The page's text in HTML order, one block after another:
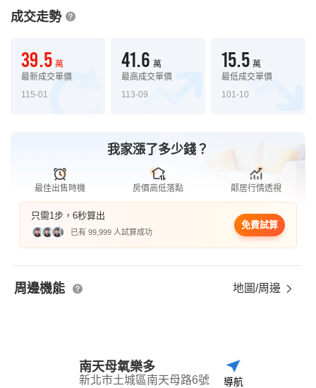
成交走勢
39.5 萬
最新成交單價
115-01
41.6 萬
最高成交單價
113-09
15.5 萬
最低成交單價
101-10
我家漲了多少錢？
最佳出售時機 房價高低落點 鄰居行情透視
只需1步，6秒算出
已有 99,999 人試算成功
免費試算
周邊機能 地圖/周邊
南天母氧樂多
新北市土城區南天母路6號 導航